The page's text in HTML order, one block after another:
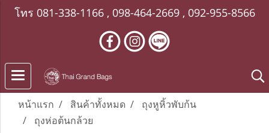
โทร 081-338-1166, 098-464-2669, 092-955-8566
หน้าแรก สินค้าทั้งหมด
ถุงหูหิ้วพับก้น
ถุงห่อต้นกล้วย